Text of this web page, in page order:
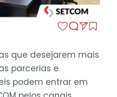
que desejarem mais
parcerias e
podem entrar em